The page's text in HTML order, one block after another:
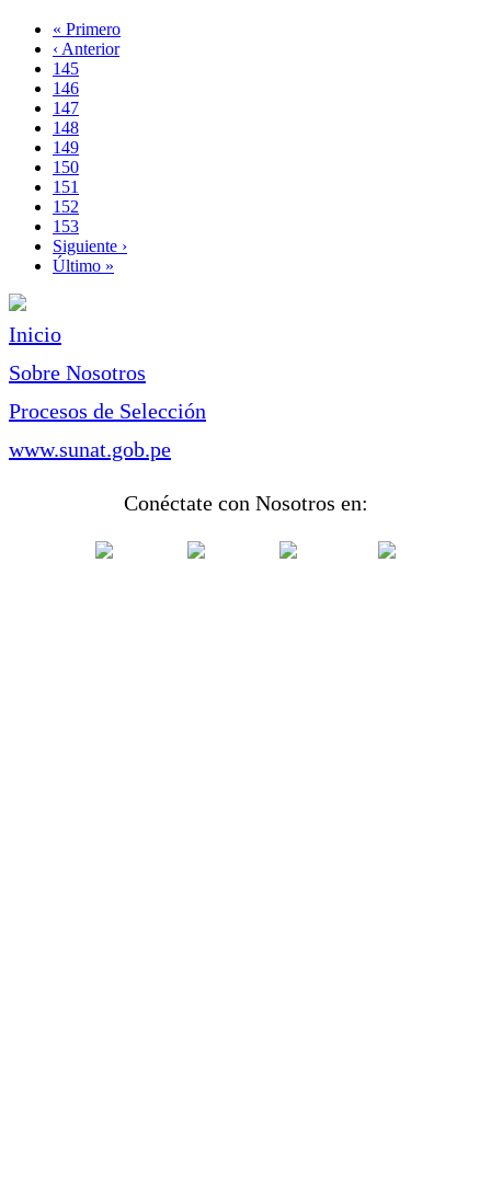
Paginación
Primera
página
« Primero
Página
anterior
‹ Anterior
Page
145
Page
146
Page
147
Page
148
Página
actual
149
Page
150
Page
151
Page
152
Page
153
Siguiente
página
Siguiente ›
Última
Último »
Inicio
Sobre Nosotros
Procesos de Selección
www.sunat.gob.pe
Conéctate con Nosotros en: